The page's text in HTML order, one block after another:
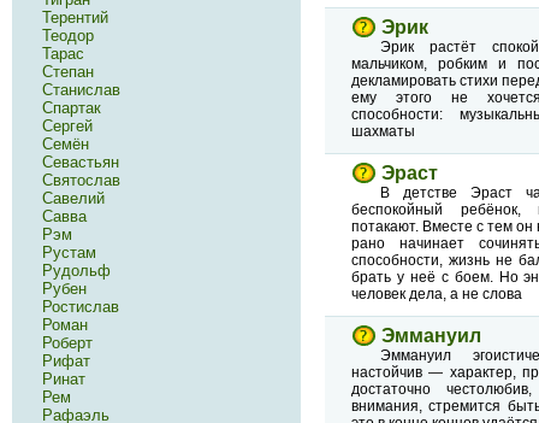
Эрик
Эрик растёт
мальчиком, робким и
декламировать стихи
ему этого не
способности:
шахматы
Эраст
В детстве Эраст
беспокойный
потакают. Вместе с тем
рано начинает
способности, жизнь не
брать у неё с боем. Но
человек дела, а не слова
Эммануил
Эммануил
настойчив — характер,
достаточно
внимания, стремится
Терентий
Теодор
Тарас
Степан
Станислав
Спартак
Сергей
Семён
Севастьян
Святослав
Савелий
Савва
Рэм
Рустам
Рудольф
Рубен
Ростислав
Роман
Роберт
Рифат
Ринат
Рем
Рафаэль